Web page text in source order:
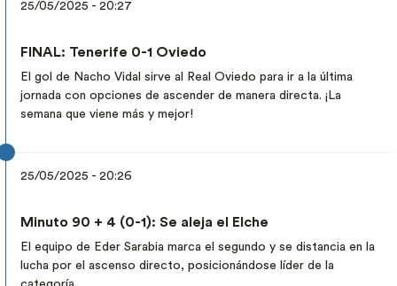
25/05/2025 - 20:27
FINAL: Tenerife 0-1 Oviedo
El gol de Nacho Vidal sirve al Real Oviedo para ir a la última
jornada con opciones de ascender de manera directa. ¡La
semana que viene más y mejor!
25/05/2025 - 20:26
Minuto 90 + 4 (0-1): Se aleja el Elche
El equipo de Eder Sarabia marca el segundo y se distancia en la
lucha por el ascenso directo, posicionándose líder de la